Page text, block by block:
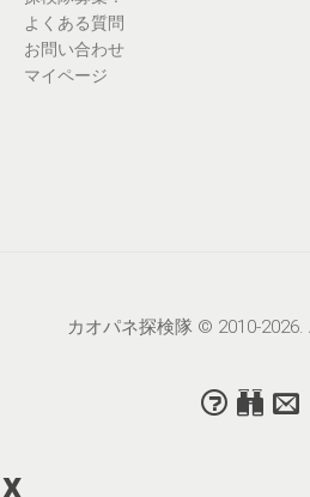
よくある質問
お問い合わせ
マイページ
カオパネ探検隊 © 2010-2026.